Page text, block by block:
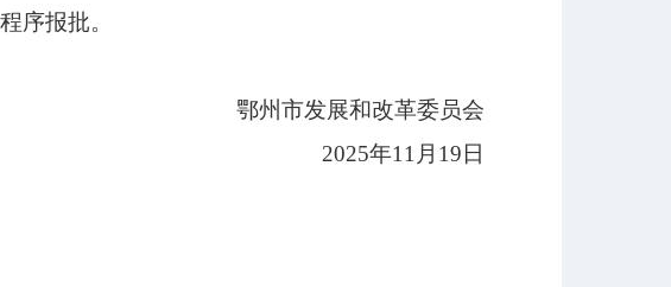
序报批。
鄂州市发展和改革委员会
2025年11月19日